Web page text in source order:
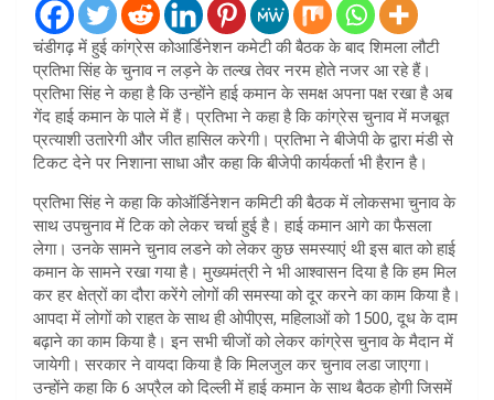
चंडीगढ़ में हुई कांग्रेस कोआर्डिनेशन कमेटी की बैठक के बाद शिमला लौटी
प्रतिभा सिंह के चुनाव न लड़ने के तल्ख तेवर नरम होते नजर आ रहे हैं।
प्रतिभा सिंह ने कहा है कि उन्होंने हाई कमान के समक्ष अपना पक्ष रखा है अब
गेंद हाई कमान के पाले में हैं। प्रतिभा ने कहा है कि कांग्रेस चुनाव में मजबूत
प्रत्याशी उतारेगी और जीत हासिल करेगी। प्रतिभा ने बीजेपी के द्वारा मंडी से
टिकट देने पर निशाना साधा और कहा कि बीजेपी कार्यकर्ता भी हैरान है।
प्रतिभा सिंह ने कहा कि कोऑर्डिनेशन कमिटी की बैठक में लोकसभा चुनाव के
साथ उपचुनाव में टिक को लेकर चर्चा हुई है। हाई कमान आगे का फैसला
लेगा। उनके सामने चुनाव लडने को लेकर कुछ समस्याएं थी इस बात को हाई
कमान के सामने रखा गया है। मुख्यमंत्री ने भी आश्वासन दिया है कि हम मिल
कर हर क्षेत्रों का दौरा करेंगे लोगों की समस्या को दूर करने का काम किया है।
आपदा में लोगों को राहत के साथ ही ओपीएस, महिलाओं को 1500, दूध के दाम
बढ़ाने का काम किया है। इन सभी चीजों को लेकर कांग्रेस चुनाव के मैदान में
जायेगी। सरकार ने वायदा किया है कि मिलजुल कर चुनाव लडा जाएगा।
उन्होंने कहा कि 6 अप्रैल को दिल्ली में हाई कमान के साथ बैठक होगी जिसमें